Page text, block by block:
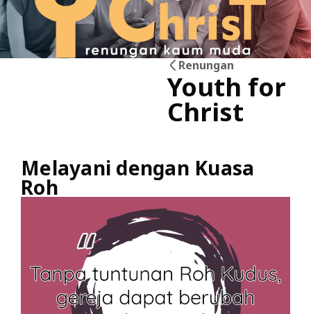
Renungan
Youth for
Christ
Melayani dengan Kuasa
Roh